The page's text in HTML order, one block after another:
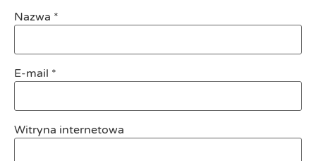
Nazwa *
E-mail *
Witryna internetowa